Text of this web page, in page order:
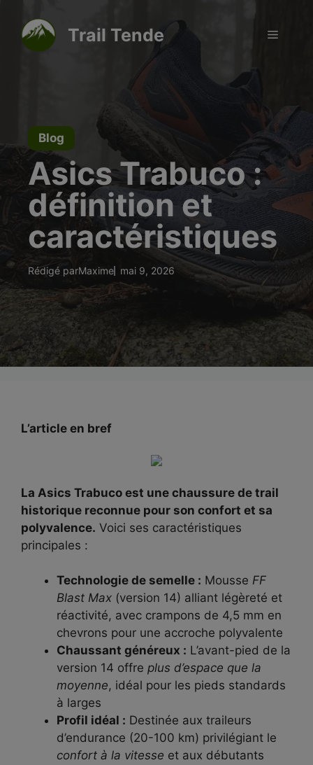
contenu
Trail Tende Menu
Blog
Asics Trabuco :
définition et
caractéristiques
Rédigé parMaxime mai 9, 2026
L’article en bref
La Asics Trabuco est une chaussure de trail
historique reconnue pour son confort et sa
polyvalence. Voici ses caractéristiques
principales :
Technologie de semelle : Mousse FF
Blast Max (version 14) alliant légèreté et
réactivité, avec crampons de 4,5 mm en
chevrons pour une accroche polyvalente
Chaussant généreux : L’avant-pied de la
version 14 offre plus d’espace que la
moyenne, idéal pour les pieds standards
à larges
Profil idéal : Destinée aux traileurs
d’endurance (20-100 km) privilégiant le
confort à la vitesse et aux débutants